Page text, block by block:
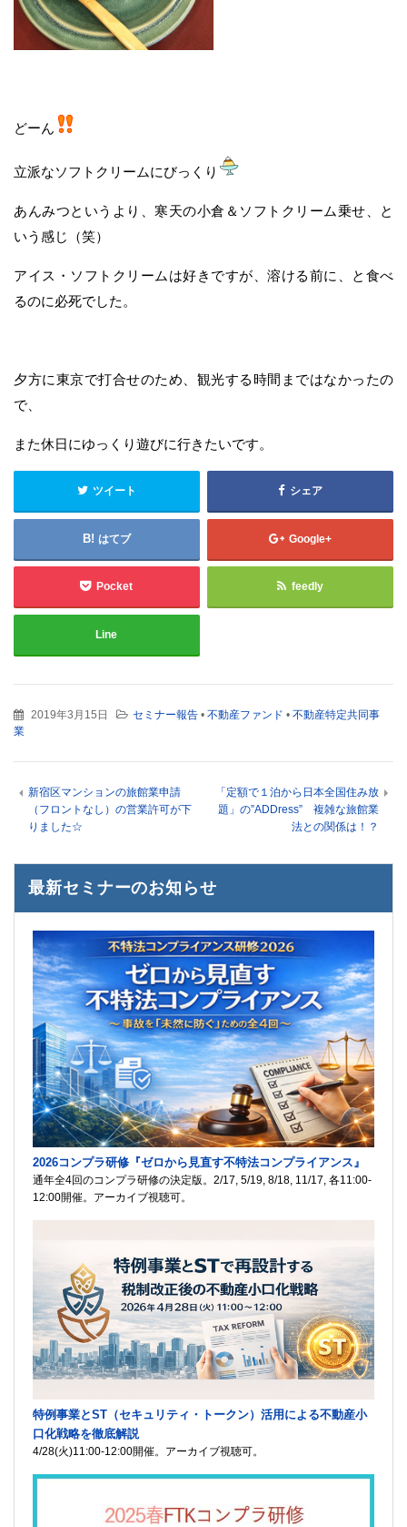
どーん
立派なソフトクリームにびっくり
あんみつというより、寒天の小倉＆ソフトクリーム乗せ、と
いう感じ（笑）
アイス・ソフトクリームは好きですが、溶ける前に、と食べ
るのに必死でした。
夕方に東京で打合せのため、観光する時間まではなかったの
で、
また休日にゆっくり遊びに行きたいです。
ツイート シェア
はてブ Google+
Pocket feedly
Line
2019年3月15日 セミナー報告 • 不動産ファンド • 不動産特定共同事
業
新宿区マンションの旅館業申請
（フロントなし）の営業許可が下
りました☆
「定額で１泊から日本全国住み放
題」の”ADDress” 複雑な旅館業
法との関係は！？
最新セミナーのお知らせ
2026コンプラ研修『ゼロから見直す不特法コンプライアンス』
通年全4回のコンプラ研修の決定版。2/17, 5/19, 8/18, 11/17, 各11:00-
12:00開催。アーカイブ視聴可。
特例事業とST（セキュリティ・トークン）活用による不動産小
口化戦略を徹底解説
4/28(火)11:00-12:00開催。アーカイブ視聴可。